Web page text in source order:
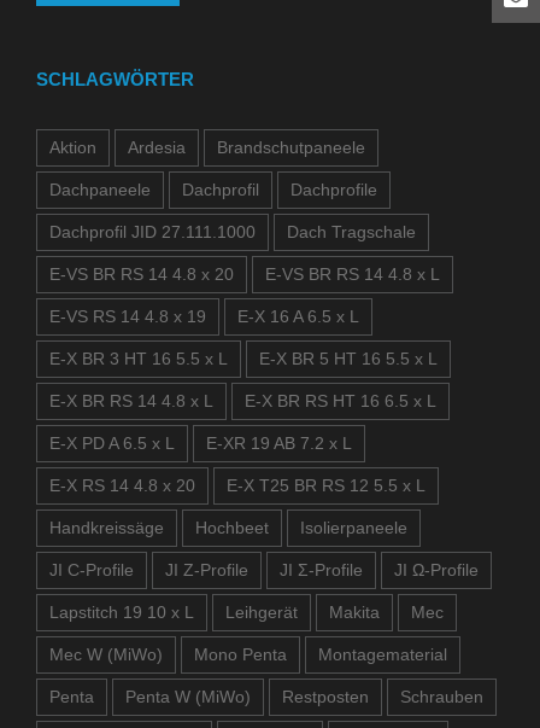
SCHLAGWÖRTER
Aktion Ardesia Brandschutpaneele
Dachpaneele Dachprofil Dachprofile
Dachprofil JID 27.111.1000 Dach Tragschale
E-VS BR RS 14 4.8 x 20 E-VS BR RS 14 4.8 x L
E-VS RS 14 4.8 x 19 E-X 16 A 6.5 x L
E-X BR 3 HT 16 5.5 x L E-X BR 5 HT 16 5.5 x L
E-X BR RS 14 4.8 x L E-X BR RS HT 16 6.5 x L
E-X PD A 6.5 x L E-XR 19 AB 7.2 x L
E-X RS 14 4.8 x 20 E-X T25 BR RS 12 5.5 x L
Handkreissäge Hochbeet Isolierpaneele
JI C-Profile JI Z-Profile JI Σ-Profile JI Ω-Profile
Lapstitch 19 10 x L Leihgerät Makita Mec
Mec W (MiWo) Mono Penta Montagematerial
Penta Penta W (MiWo) Restposten Schrauben